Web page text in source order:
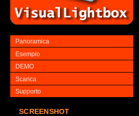
Panoramica
Esempio
DEMO
Scarica
Supporto
SCREENSHOT